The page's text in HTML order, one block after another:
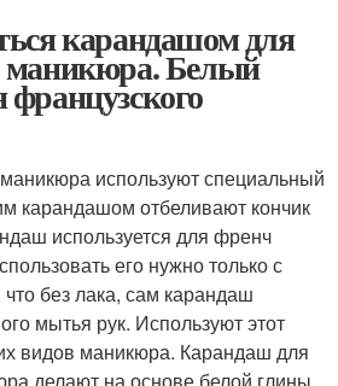
карандашом для
маникюра. Белый
используют специальный
карандашом отбеливают кончик
используется для френч
его нужно только с
без лака, сам карандаш
мытья рук. Используют этот
видов маникюра. Карандаш для